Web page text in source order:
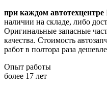
при каждом автотехцентре
наличии на складе, либо
Оригинальные запасные
качества. Стоимость
работ в полтора раза
Опыт работы
более 17 лет